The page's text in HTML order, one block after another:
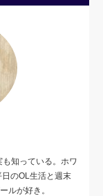
知っている。ホワ
のOL生活と週末
ールが好き。